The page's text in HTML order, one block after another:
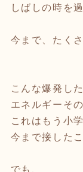
しばしの時を
今まで、たく
こんな爆発し
エネルギーそ
これはもう小
今まで接した
でも、